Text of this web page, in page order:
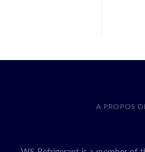
A PROPOS